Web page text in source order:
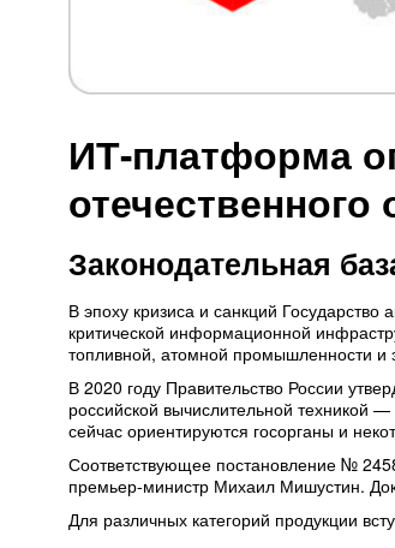
ИТ-платформа
Законодательная
В эпоху кризиса и санкций
критической информационной
топливной, атомной промышленности и
В 2020 году Правительство России
российской вычислительной техникой
сейчас ориентируются госорганы и
Соответствующее постановление №
премьер-министр Михаил Мишустин.
Для различных категорий продукции